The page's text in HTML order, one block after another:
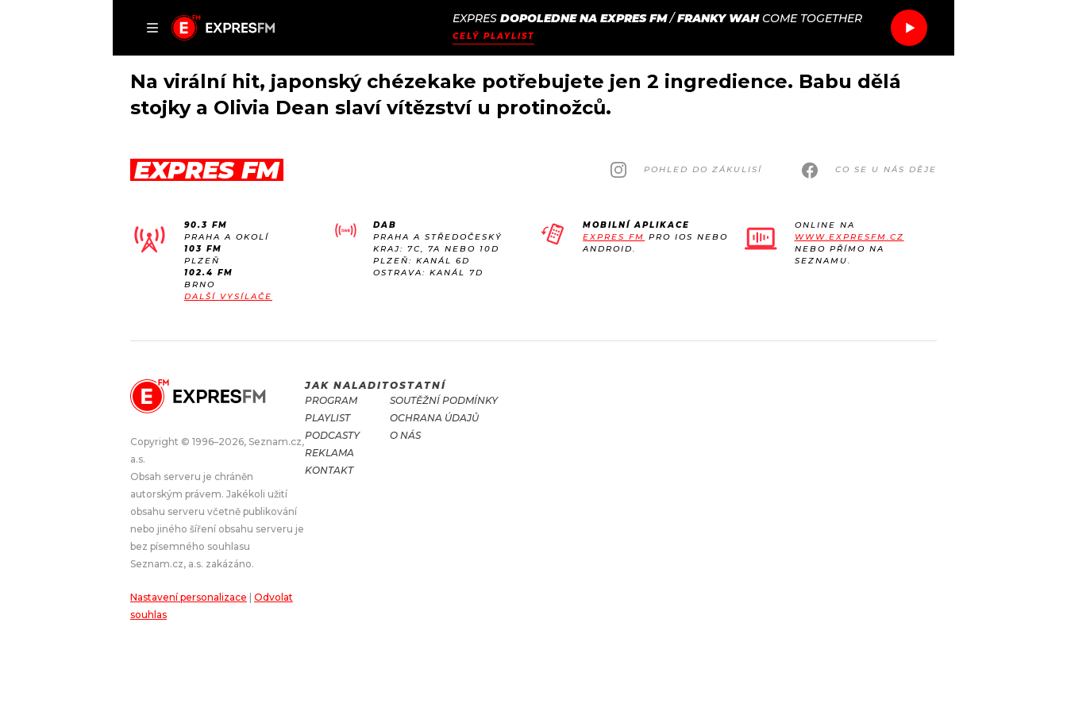
NALADIT
EXPRES DOPOLEDNE NA EXPRES FM/FRANKY WAH COME TOGETHER
CELÝ PLAYLIST
ČLÁNKY
HUDBA
ROZHOVORY
#NEBUDUDOMA
KALENDÁŘ
JAK NALADIT
APLIKACE
PROGRAM
SOUTĚŽE
Na virální hit, japonský chézekake potřebujete jen 2 ingredience. Babu dělá
stojky a Olivia Dean slaví vítězství u protinožců.
EXPRES FM POHLED DO ZÁKULISÍ CO SE U NÁS DĚJE
90.3 FM
PRAHA A OKOLÍ
103 FM
PLZEŇ
102.4 FM
BRNO
DALŠÍ VYSÍLAČE
DAB
PRAHA A STŘEDOČESKÝ
KRAJ: 7C, 7A NEBO 10D
PLZEŇ: KANÁL 6D
OSTRAVA: KANÁL 7D
MOBILNÍ APLIKACE
EXPRES FM PRO IOS NEBO
ANDROID.
ONLINE NA
WWW.EXPRESFM.CZ
NEBO PŘÍMO NA
SEZNAMU.
Copyright © 1996–2026, Seznam.cz,
a.s.
Obsah serveru je chráněn
autorským právem. Jakékoli užití
obsahu serveru včetně publikování
nebo jiného šíření obsahu serveru je
bez písemného souhlasu
Seznam.cz, a.s. zakázáno.
Nastavení personalizace
Odvolat
souhlas
JAK NALADIT
PROGRAM
PLAYLIST
PODCASTY
REKLAMA
KONTAKT
OSTATNÍ
SOUTĚŽNÍ PODMÍNKY
OCHRANA ÚDAJŮ
O NÁS